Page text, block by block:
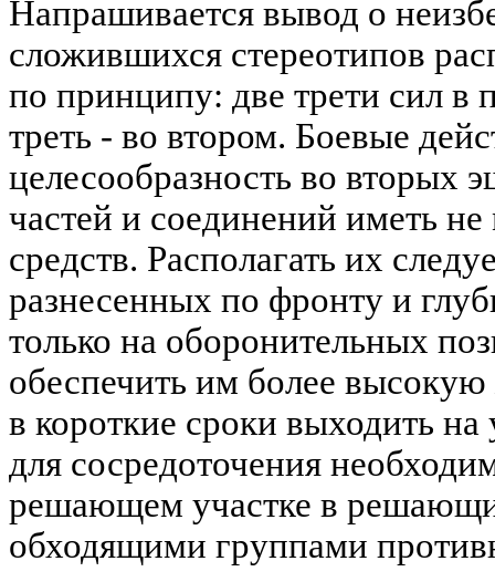
Напрашивается вывод о
сложившихся стереотипов
по принципу: две трети сил в
треть - во втором. Боевые
целесообразность во вторых
частей и соединений иметь
средств. Располагать их
разнесенных по фронту и
только на оборонительных
обеспечить им более
в короткие сроки выходить
для сосредоточения
решающем участке в
обходящими группами